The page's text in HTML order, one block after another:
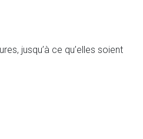
jusqu’à ce qu’elles soient